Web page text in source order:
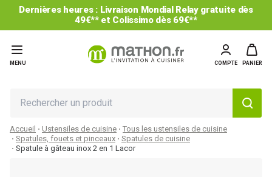
Dernières heures : Livraison Mondial Relay gratuite dès
49€** et Colissimo dès 69€**
MENU COMPTE PANIER
Accueil Ustensiles de cuisine
Tous les ustensiles de cuisine
Spatules, fouets et pinceaux
Spatules de cuisine
Spatule à gâteau inox 2 en 1 Lacor